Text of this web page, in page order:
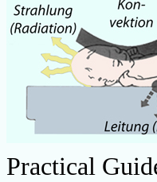
Practical